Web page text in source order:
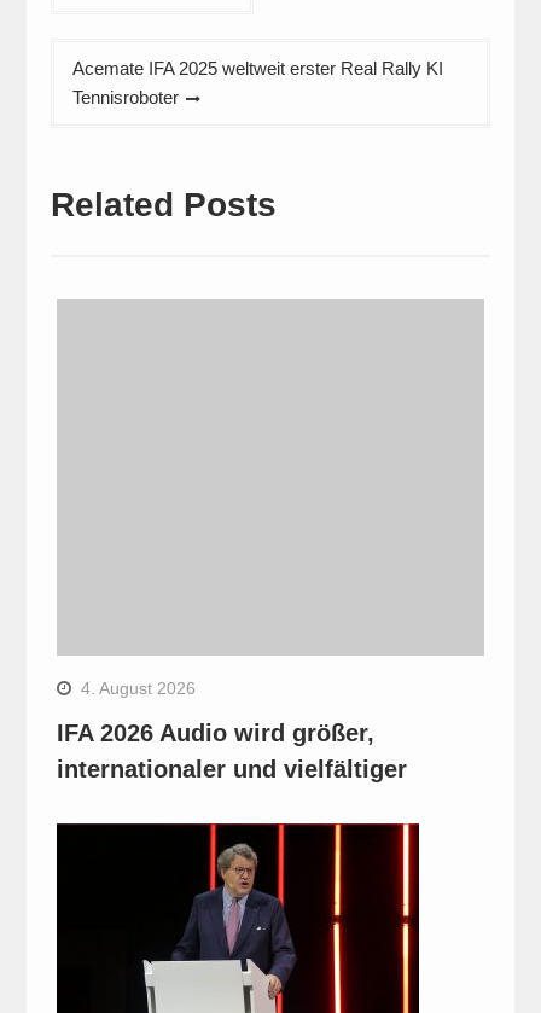
Acemate IFA 2025 weltweit erster Real Rally KI
Tennisroboter
Related Posts
4. August 2026
IFA 2026 Audio wird größer,
internationaler und vielfältiger